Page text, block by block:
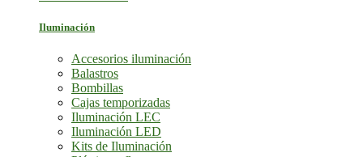
Iluminación
Accesorios iluminación
Balastros
Bombillas
Cajas temporizadas
Iluminación LEC
Iluminación LED
Kits de Iluminación